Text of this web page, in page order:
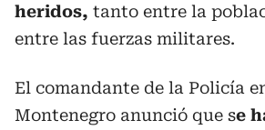
heridos, tanto entre la
entre las fuerzas militares.
El comandante de la Policía
Montenegro anunció que se